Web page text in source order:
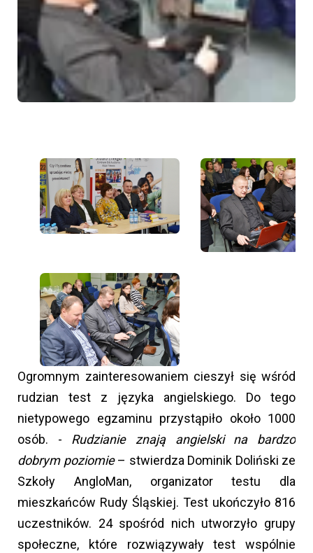
Ogromnym zainteresowaniem cieszył się wśród
rudzian test z języka angielskiego. Do tego
nietypowego egzaminu przystąpiło około 1000
osób. - Rudzianie znają angielski na bardzo
dobrym poziomie– stwierdza Dominik Doliński ze
Szkoły AngloMan, organizator testu dla
mieszkańców Rudy Śląskiej. Test ukończyło 816
uczestników. 24 spośród nich utworzyło grupy
społeczne, które rozwiązywały test wspólnie